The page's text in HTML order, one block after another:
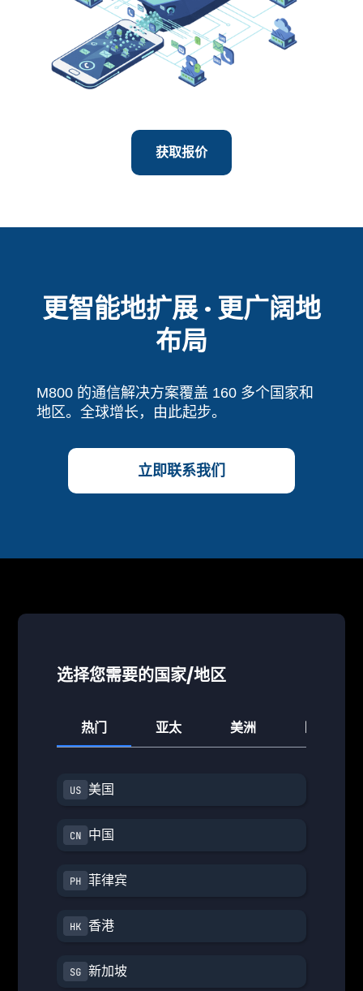
获取报价
更智能地扩展 · 更广阔地
布局
M800 的通信解决方案覆盖 160 多个国家和
地区。全球增长，由此起步。
立即联系我们
选择您需要的国家/地区
热门 亚太 美洲 欧洲
美国
中国
菲律宾
香港
新加坡